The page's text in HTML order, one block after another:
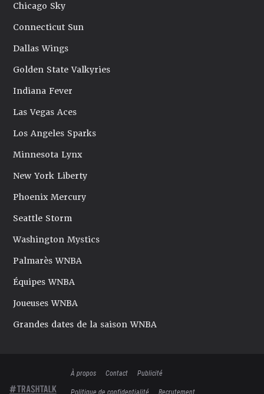
Chicago Sky
Connecticut Sun
Dallas Wings
Golden State Valkyries
Indiana Fever
Las Vegas Aces
Los Angeles Sparks
Minnesota Lynx
New York Liberty
Phoenix Mercury
Seattle Storm
Washington Mystics
Palmarès WNBA
Équipes WNBA
Joueuses WNBA
Grandes dates de la saison WNBA
À propos Contact
Publicité
Politique de confidentialité
Recrutement